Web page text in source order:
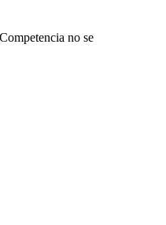
no se